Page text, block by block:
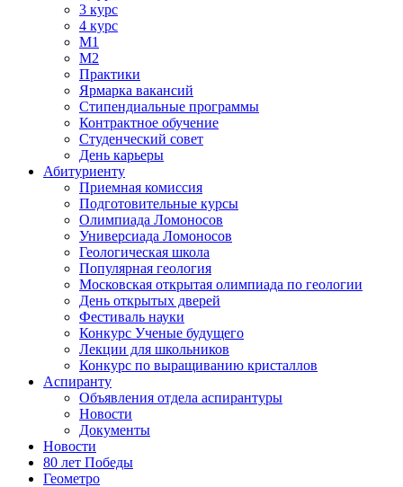
3 курс
4 курс
М1
М2
Практики
Ярмарка вакансий
Стипендиальные программы
Контрактное обучение
Студенческий совет
День карьеры
Абитуриенту
Приемная комиссия
Подготовительные курсы
Олимпиада Ломоносов
Универсиада Ломоносов
Геологическая школа
Популярная геология
Московская открытая олимпиада по геологии
День открытых дверей
Фестиваль науки
Конкурс Ученые будущего
Лекции для школьников
Конкурс по выращиванию кристаллов
Аспиранту
Объявления отдела аспирантуры
Новости
Документы
Новости
80 лет Победы
Геометро